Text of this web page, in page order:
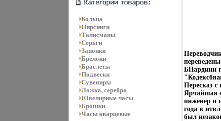
Кольца
Пирсинги
Талисманы
Серьги
Запонки
Брелоки
Браслеты
Подвески
Сувениры
Ложка, серебро
Ювелирные часы
Брошки
Часы кварцевые
БНардини
Пересказ
Ярчайшая
инженер и
года в
был